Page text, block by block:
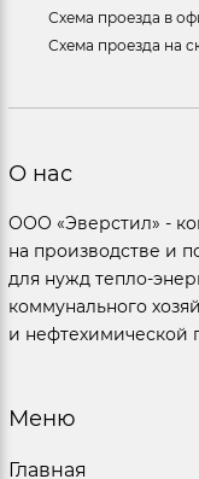
Схема проезда в
Схема проезда на
О нас
ООО «Эверстил» -
на производстве и
для нужд тепло-
коммунального
и нефтехимической
Меню
Главная